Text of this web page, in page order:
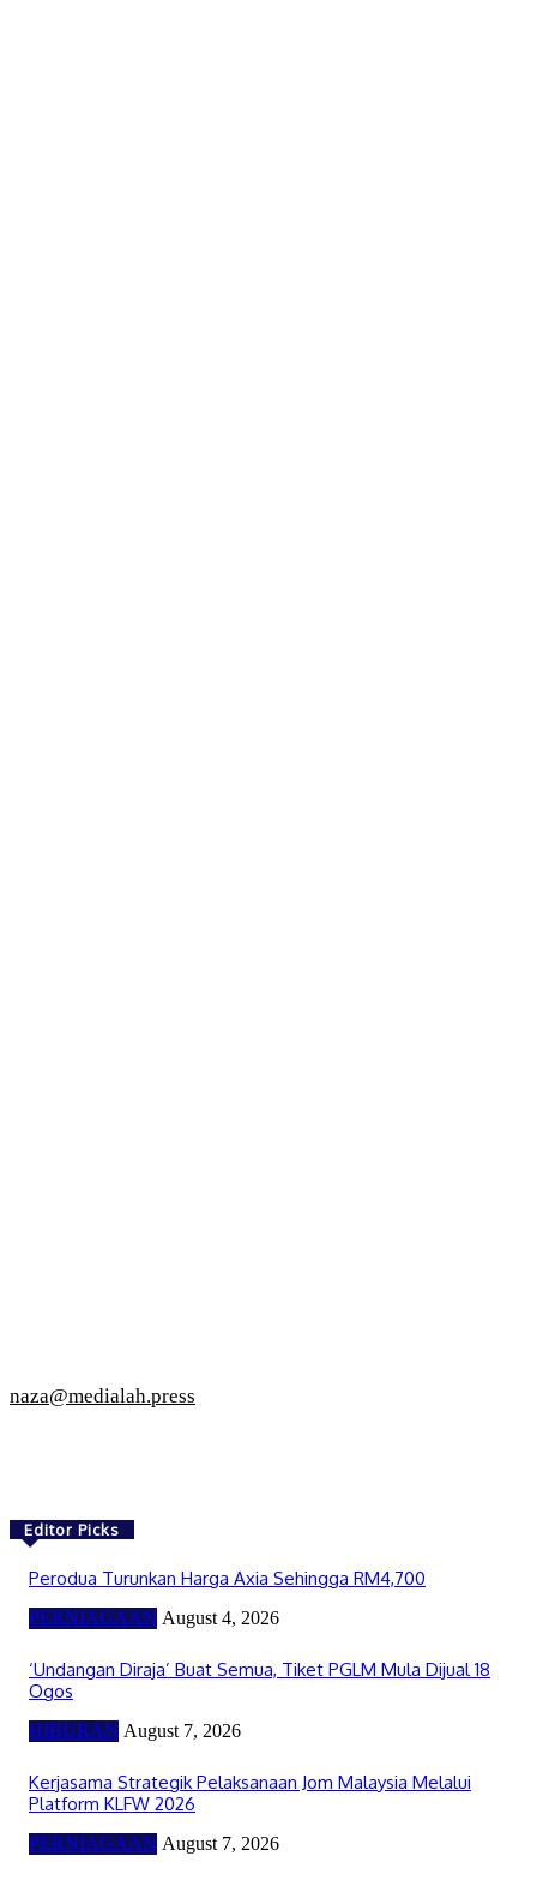
naza@medialah.press
Editor Picks
Perodua Turunkan Harga Axia Sehingga RM4,700
PERNIAGAAN August 4, 2026
‘Undangan Diraja’ Buat Semua, Tiket PGLM Mula Dijual 18
Ogos
HIBURAN August 7, 2026
Kerjasama Strategik Pelaksanaan Jom Malaysia Melalui
Platform KLFW 2026
PERNIAGAAN August 7, 2026